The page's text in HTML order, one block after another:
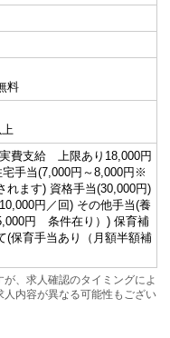
料
費支給 上限あり18,000円
宅手当(7,000円～8,000円※
れます) 資格手当(30,000円)
円／回) その他手当(養
円 条件在り）) 保育補
(保育手当あり（月額半額補
、求人確認のタイミングによ
内容が異なる可能性もござい